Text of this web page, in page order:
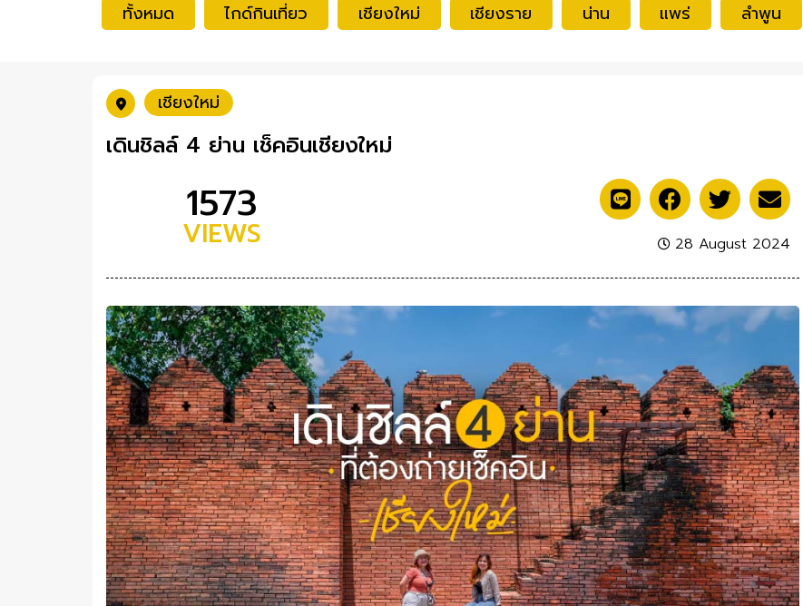
ทั้งหมด ไกด์กินเที่ยว เชียงใหม่ เชียงราย น่าน แพร่ ลำพูน
เชียงใหม่
เดินชิลล์ 4 ย่าน เช็คอินเชียงใหม่
1573
VIEWS 28 August 2024